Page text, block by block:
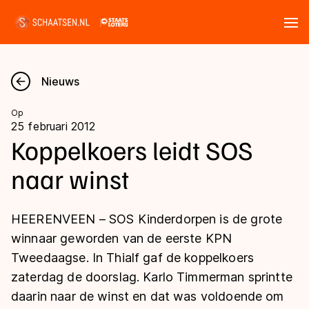
Nieuws
Kalender
Disciplines
Langebaan
Shorttrack
Inlineskaten
Uitslagen
Langebaan
Shorttrack
Marathon
Tijden & historie
Ranglijsten Langebaan
Nieuws
Op
25 februari 2012
Koppelkoers leidt SOS
naar winst
HEERENVEEN – SOS Kinderdorpen is de grote
winnaar geworden van de eerste KPN
Tweedaagse. In Thialf gaf de koppelkoers
zaterdag de doorslag. Karlo Timmerman sprintte
daarin naar de winst en dat was voldoende om